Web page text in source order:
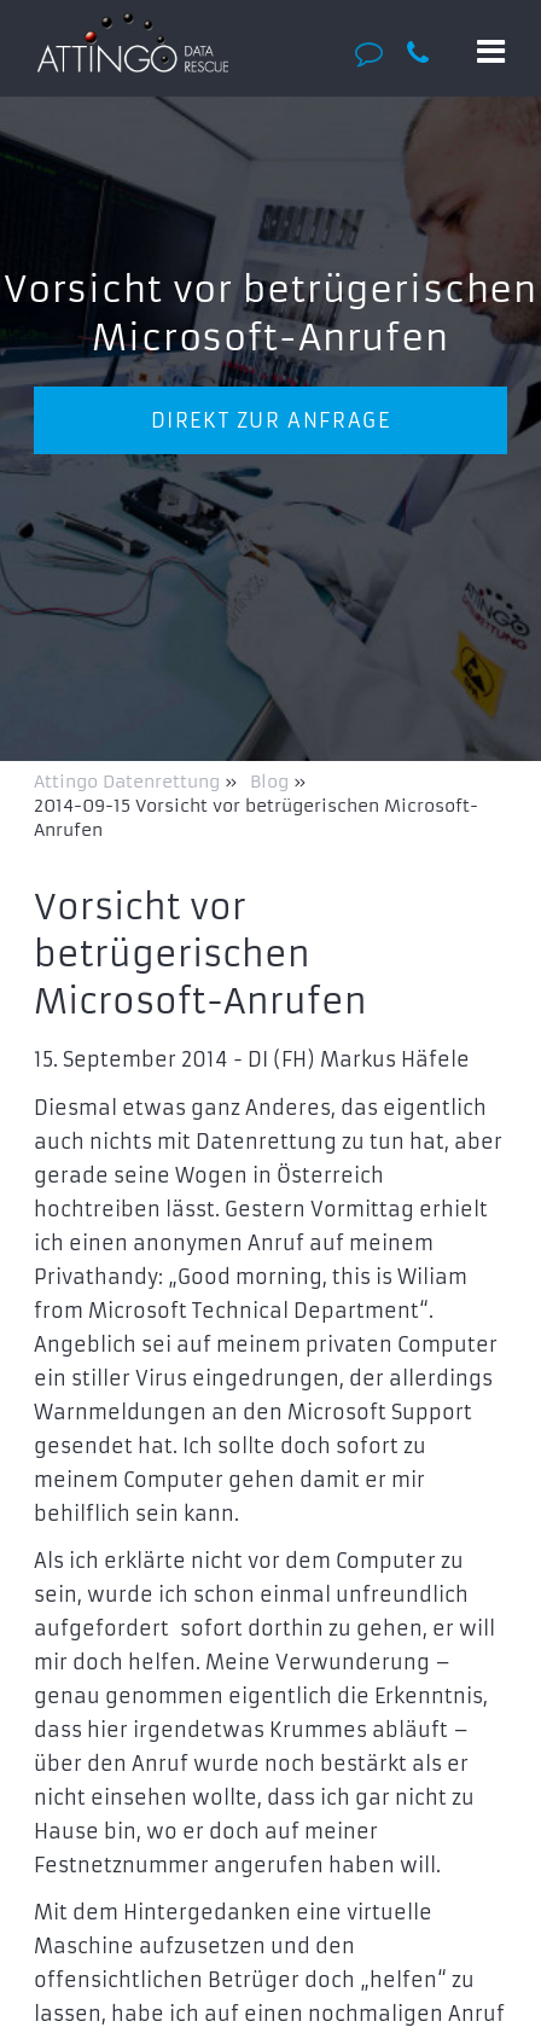
Vorsicht vor betrügerischen
Microsoft-Anrufen
DIREKT ZUR ANFRAGE
Attingo Datenrettung » Blog »
2014-09-15 Vorsicht vor betrügerischen Microsoft-
Anrufen
Vorsicht vor
betrügerischen
Microsoft-Anrufen
15. September 2014 - DI (FH) Markus Häfele
Diesmal etwas ganz Anderes, das eigentlich
auch nichts mit Datenrettung zu tun hat, aber
gerade seine Wogen in Österreich
hochtreiben lässt. Gestern Vormittag erhielt
ich einen anonymen Anruf auf meinem
Privathandy: „Good morning, this is Wiliam
from Microsoft Technical Department“.
Angeblich sei auf meinem privaten Computer
ein stiller Virus eingedrungen, der allerdings
Warnmeldungen an den Microsoft Support
gesendet hat. Ich sollte doch sofort zu
meinem Computer gehen damit er mir
behilflich sein kann.
Als ich erklärte nicht vor dem Computer zu
sein, wurde ich schon einmal unfreundlich
aufgefordert sofort dorthin zu gehen, er will
mir doch helfen. Meine Verwunderung –
genau genommen eigentlich die Erkenntnis,
dass hier irgendetwas Krummes abläuft –
über den Anruf wurde noch bestärkt als er
nicht einsehen wollte, dass ich gar nicht zu
Hause bin, wo er doch auf meiner
Festnetznummer angerufen haben will.
Mit dem Hintergedanken eine virtuelle
Maschine aufzusetzen und den
offensichtlichen Betrüger doch „helfen“ zu
lassen, habe ich auf einen nochmaligen Anruf